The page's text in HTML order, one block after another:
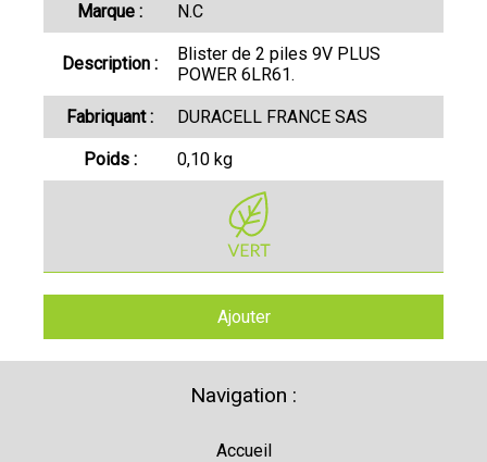
Marque : N.C
Description :
Blister de 2 piles 9V PLUS
POWER 6LR61.
Fabriquant : DURACELL FRANCE SAS
Poids : 0,10 kg
Ajouter
Navigation :
Accueil